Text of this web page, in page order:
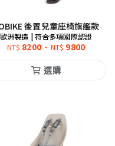
後置兒童座椅旗艦款
歐洲製造 | 符合多項國際認證
NT$ 8200 - NT$ 9800
選購